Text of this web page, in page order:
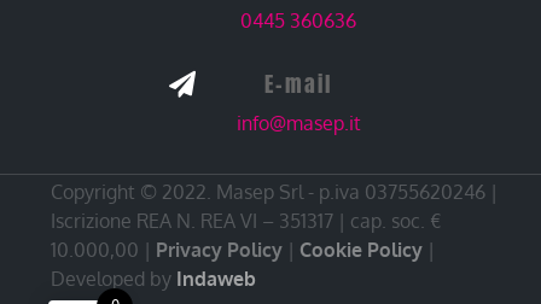
0445 360636
 E-mail
info@masep.it
Copyright © 2022. Masep Srl - p.iva 03755620246 |
Iscrizione REA N. REA VI – 351317 | cap. soc. €
10.000,00 | Privacy Policy | Cookie Policy |
Developed by Indaweb